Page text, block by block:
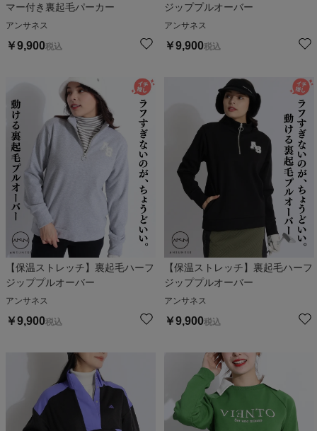
マー付き裏起毛パーカー
アンサネス
￥9,900税込
ジッププルオーバー
アンサネス
￥9,900税込
【保温ストレッチ】裏起毛ハーフ
ジッププルオーバー
アンサネス
￥9,900税込
【保温ストレッチ】裏起毛ハーフ
ジッププルオーバー
アンサネス
￥9,900税込